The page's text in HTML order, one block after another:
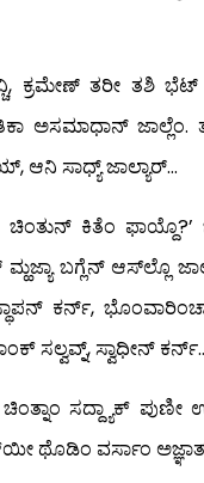
ಕ್ರಮೇಣ್ ತರೀ ತಶಿ
ತಿಕಾ ಅಸಮಾಧಾನ್
ಆನಿ ಸಾಧ್ಯ್ ಜಾಲ್ಯಾರ್…
ಕಿತೆಂ ಫಾಯ್ದೊ?’
ಬಗ್ಲೆನ್ ಆಸ್‍ಲ್ಲೊ
ಕರ್ನ್,
ಸಲ್ವವ್ನ್, ಸ್ವಾಧೀನ್
ಸದ್ದ್ಯಾಕ್ ಪುಣೀ
ಥೊಡಿಂ ವರ್ಸಾಂ